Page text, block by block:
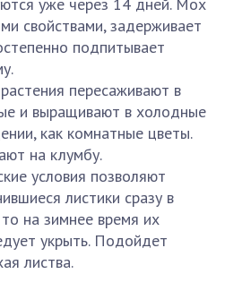
уже через 14 дней. Мох
свойствами, задерживает
подпитывает
пересаживают в
и выращивают в холодные
как комнатные цветы.
на клумбу.
условия позволяют
листики сразу в
на зимнее время их
укрыть. Подойдет
листва.